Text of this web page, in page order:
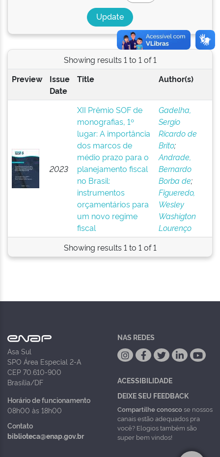
Showing results 1 to 1 of 1
Preview
Issue
Date
Title Author(s)
2023
XII Prêmio SOF de
monografias, 1º
lugar: A importância
dos marcos de
médio prazo para o
planejamento fiscal
no Brasil:
instrumentos
orçamentários para
um novo regime
fiscal
Gadelha,
Sergio
Ricardo de
Brito;
Andrade,
Bernardo
Borba de;
Figueredo,
Wesley
Washigton
Lourenço
Showing results 1 to 1 of 1
Asa Sul
SPO Área Especial 2-A
CEP 70.610-900
Brasília/DF
Horário de funcionamento
08h00 às 18h00
Contato
biblioteca@enap.gov.br
NAS REDES
ACESSIBILIDADE
DEIXE SEU FEEDBACK
Compartilhe conoscose nossos
canais estão adequados pra
você? Elogios também são
super bem vindos!